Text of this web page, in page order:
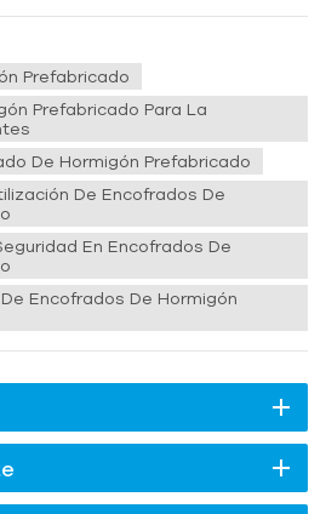
cada vez más popular entre los
moderna. Esta tendencia no
y la calidad, sino que también
Prefabricado
Prefabricado Para La
De Hormigón Prefabricado
De Encofrados De
En Encofrados De
Encofrados De Hormigón